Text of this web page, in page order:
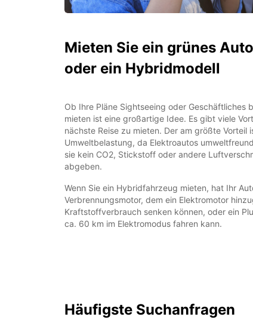
Mieten Sie ein grünes
oder ein Hybridmodell
Ob Ihre Pläne Sightseeing oder Geschäftliches
mieten ist eine großartige Idee. Es gibt viele
nächste Reise zu mieten. Der am größte Vorteil
Umweltbelastung, da Elektroautos
sie kein CO2, Stickstoff oder andere
abgeben.
Wenn Sie ein Hybridfahrzeug mieten, hat Ihr
Verbrennungsmotor, dem ein Elektromotor
Kraftstoffverbrauch senken können, oder ein
ca. 60 km im Elektromodus fahren kann.
Häufigste Suchanfragen